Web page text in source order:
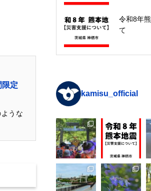
限定
うな
令和8年
て
入館無料
資料館「
kamisu_official